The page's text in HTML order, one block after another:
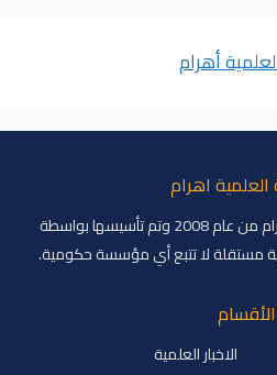
العلمية اهرام
تم تأسيس المجلة العلمية أهرام من عام 2008 وتم تأسيسها بواسطة
مستقلة لا تتبع أي مؤسسة حكومية.
الأقسام
الاخبار العلمية